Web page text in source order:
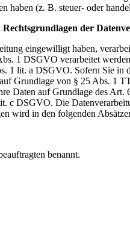
haben (z. B. steuer- oder
Rechtsgrundlagen der
eingewilligt haben,
1 DSGVO verarbeitet
1 lit. a DSGVO. Sofern Sie
Grundlage von § 25 Abs. 1
Daten auf Grundlage des
c DSGVO. Die
wird in den folgenden
benannt.